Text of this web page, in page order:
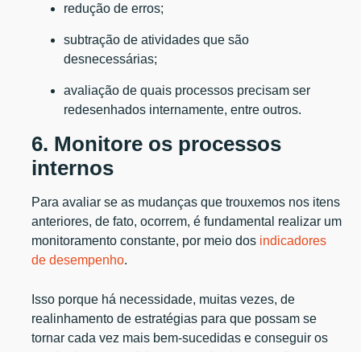
redução de erros;
subtração de atividades que são
desnecessárias;
avaliação de quais processos precisam ser
redesenhados internamente, entre outros.
6. Monitore os processos
internos
Para avaliar se as mudanças que trouxemos nos itens
anteriores, de fato, ocorrem, é fundamental realizar um
monitoramento constante, por meio dos indicadores
de desempenho.
Isso porque há necessidade, muitas vezes, de
realinhamento de estratégias para que possam se
tornar cada vez mais bem-sucedidas e conseguir os